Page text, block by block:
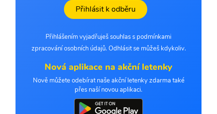
Přihlásit k odběru
Přihlášením vyjadřuješ souhlas s podmínkami
zpracování osobních údajů. Odhlásit se můžeš kdykoliv.
Nová aplikace na akční letenky
Nově můžete odebírat naše akční letenky zdarma také
přes naší novou aplikaci.